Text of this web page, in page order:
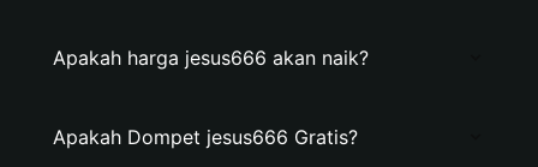
Apakah harga jesus666 akan naik?
Apakah Dompet jesus666 Gratis?